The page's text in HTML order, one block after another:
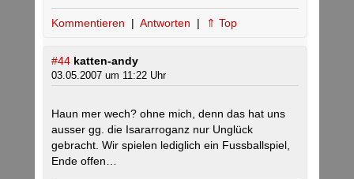
Kommentieren | Antworten | ⇑ Top
#44 katten-andy
03.05.2007 um 11:22 Uhr
Haun mer wech? ohne mich, denn das hat uns
ausser gg. die Isararroganz nur Unglück
gebracht. Wir spielen lediglich ein Fussballspiel,
Ende offen…